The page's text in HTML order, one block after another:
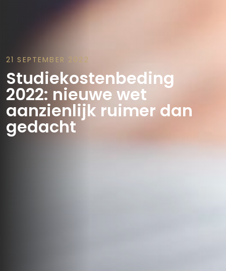
21 SEPTEMBER 2022
Studiekostenbeding
2022: nieuwe wet
aanzienlijk ruimer dan
gedacht